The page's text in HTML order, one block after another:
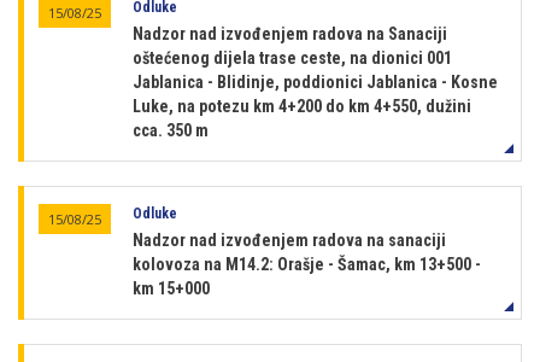
15/08/25 Odluke
Nadzor nad izvođenjem radova na Sanaciji
oštećenog dijela trase ceste, na dionici 001
Jablanica - Blidinje, poddionici Jablanica - Kosne
Luke, na potezu km 4+200 do km 4+550, dužini
cca. 350 m
15/08/25 Odluke
Nadzor nad izvođenjem radova na sanaciji
kolovoza na M14.2: Orašje - Šamac, km 13+500 -
km 15+000